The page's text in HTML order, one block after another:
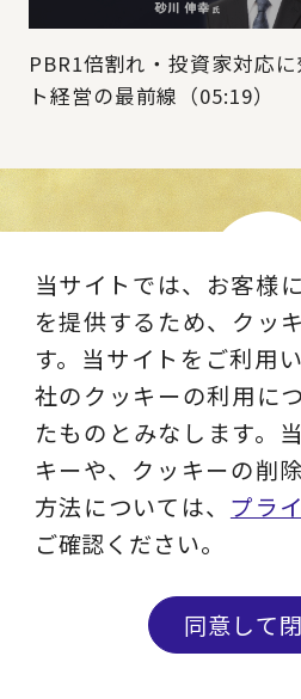
PBR1倍割れ・投資家対応
ト経営の最前線（05:19）
レイヤーズ・コンサルティ
ンネル
レイヤーズ・コンサルティン
の声、インタビュー動画な
です。
チャンネル登
当サイトでは、お客様
を提供するため、クッ
す。当サイトをご利用
社のクッキーの利用に
たものとみなします。
キーや、クッキーの削
方法については、 プラ
ご確認ください。
同意して